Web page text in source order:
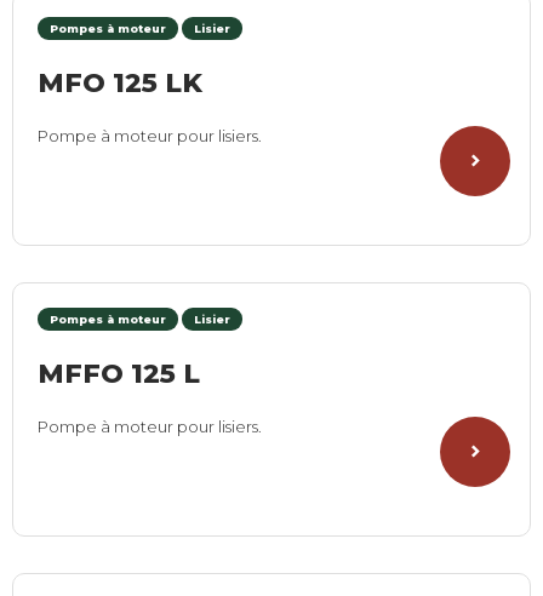
Pompes à moteur Lisier
MFO 125 LK
Pompe à moteur pour lisiers.
Pompes à moteur Lisier
MFFO 125 L
Pompe à moteur pour lisiers.